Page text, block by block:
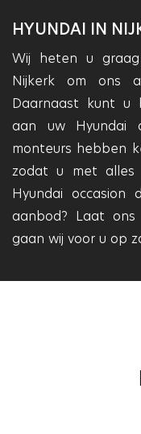
HYUNDAI IN
Wij heten u
Nijkerk om ons
Daarnaast kunt u
aan uw Hyundai
monteurs hebben
zodat u met
Hyundai
aanbod? Laat
gaan wij voor u op